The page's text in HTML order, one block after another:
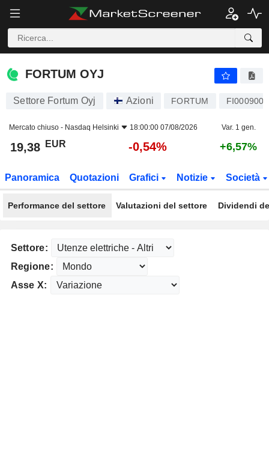
FORTUM OYJ
FORTUM OYJ
Settore Fortum Oyj Azioni FORTUM
Mercato chiuso - Nasdaq Helsinki 18:00:00 07/08/2026 Var. 1 gen.
19,38 EUR -0,54% +6,57%
Panoramica Quotazioni Grafici Notizie Società
Performance del settore Valutazioni del settore Dividendi
Settore:
Regione:
Asse X: